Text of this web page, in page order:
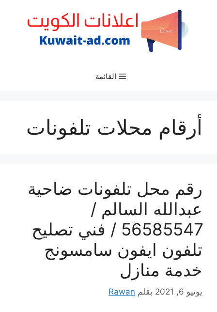
القائمة
أرقام محلات تلفونات
رقم محل تلفونات ضاحية
عبدالله السالم /
56585547 / فني تصليح
تلفون ايفون سامسونج
خدمة منازل
يونيو 6, 2021 بقلم Rawan